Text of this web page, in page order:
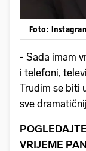
Foto:
- Sada imam
i telefoni,
Trudim se biti
sve
VRIJEME